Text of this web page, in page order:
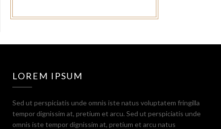
LOREM IPSUM
Sed ut perspiciatis unde omnis iste natus voluptatem fringilla
tempor dignissim at, pretium et arcu. Sed ut perspiciatis unde
omnis iste tempor dignissim at, pretium et arcu natus